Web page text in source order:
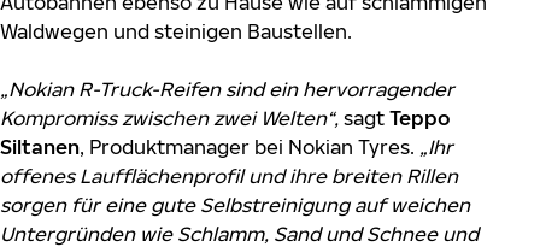
Waldwegen und steinigen Baustellen.
„Nokian R-Truck-Reifen sind ein hervorragender
Kompromiss zwischen zwei Welten“, sagt Teppo
Siltanen, Produktmanager bei Nokian Tyres. „Ihr
offenes Laufflächenprofil und ihre breiten Rillen
sorgen für eine gute Selbstreinigung auf weichen
Untergründen wie Schlamm, Sand und Schnee und